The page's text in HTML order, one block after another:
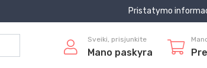
Pristatymo
Sveiki, prisjunkite
Mano paskyra